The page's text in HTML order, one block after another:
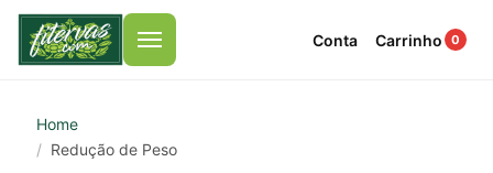
Menu Conta Carrinho 0
Home
Redução de Peso